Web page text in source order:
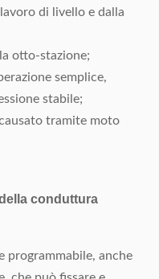
di livello e dalla
otto-stazione;
semplice,
stabile;
tramite moto
conduttura
programmabile, anche